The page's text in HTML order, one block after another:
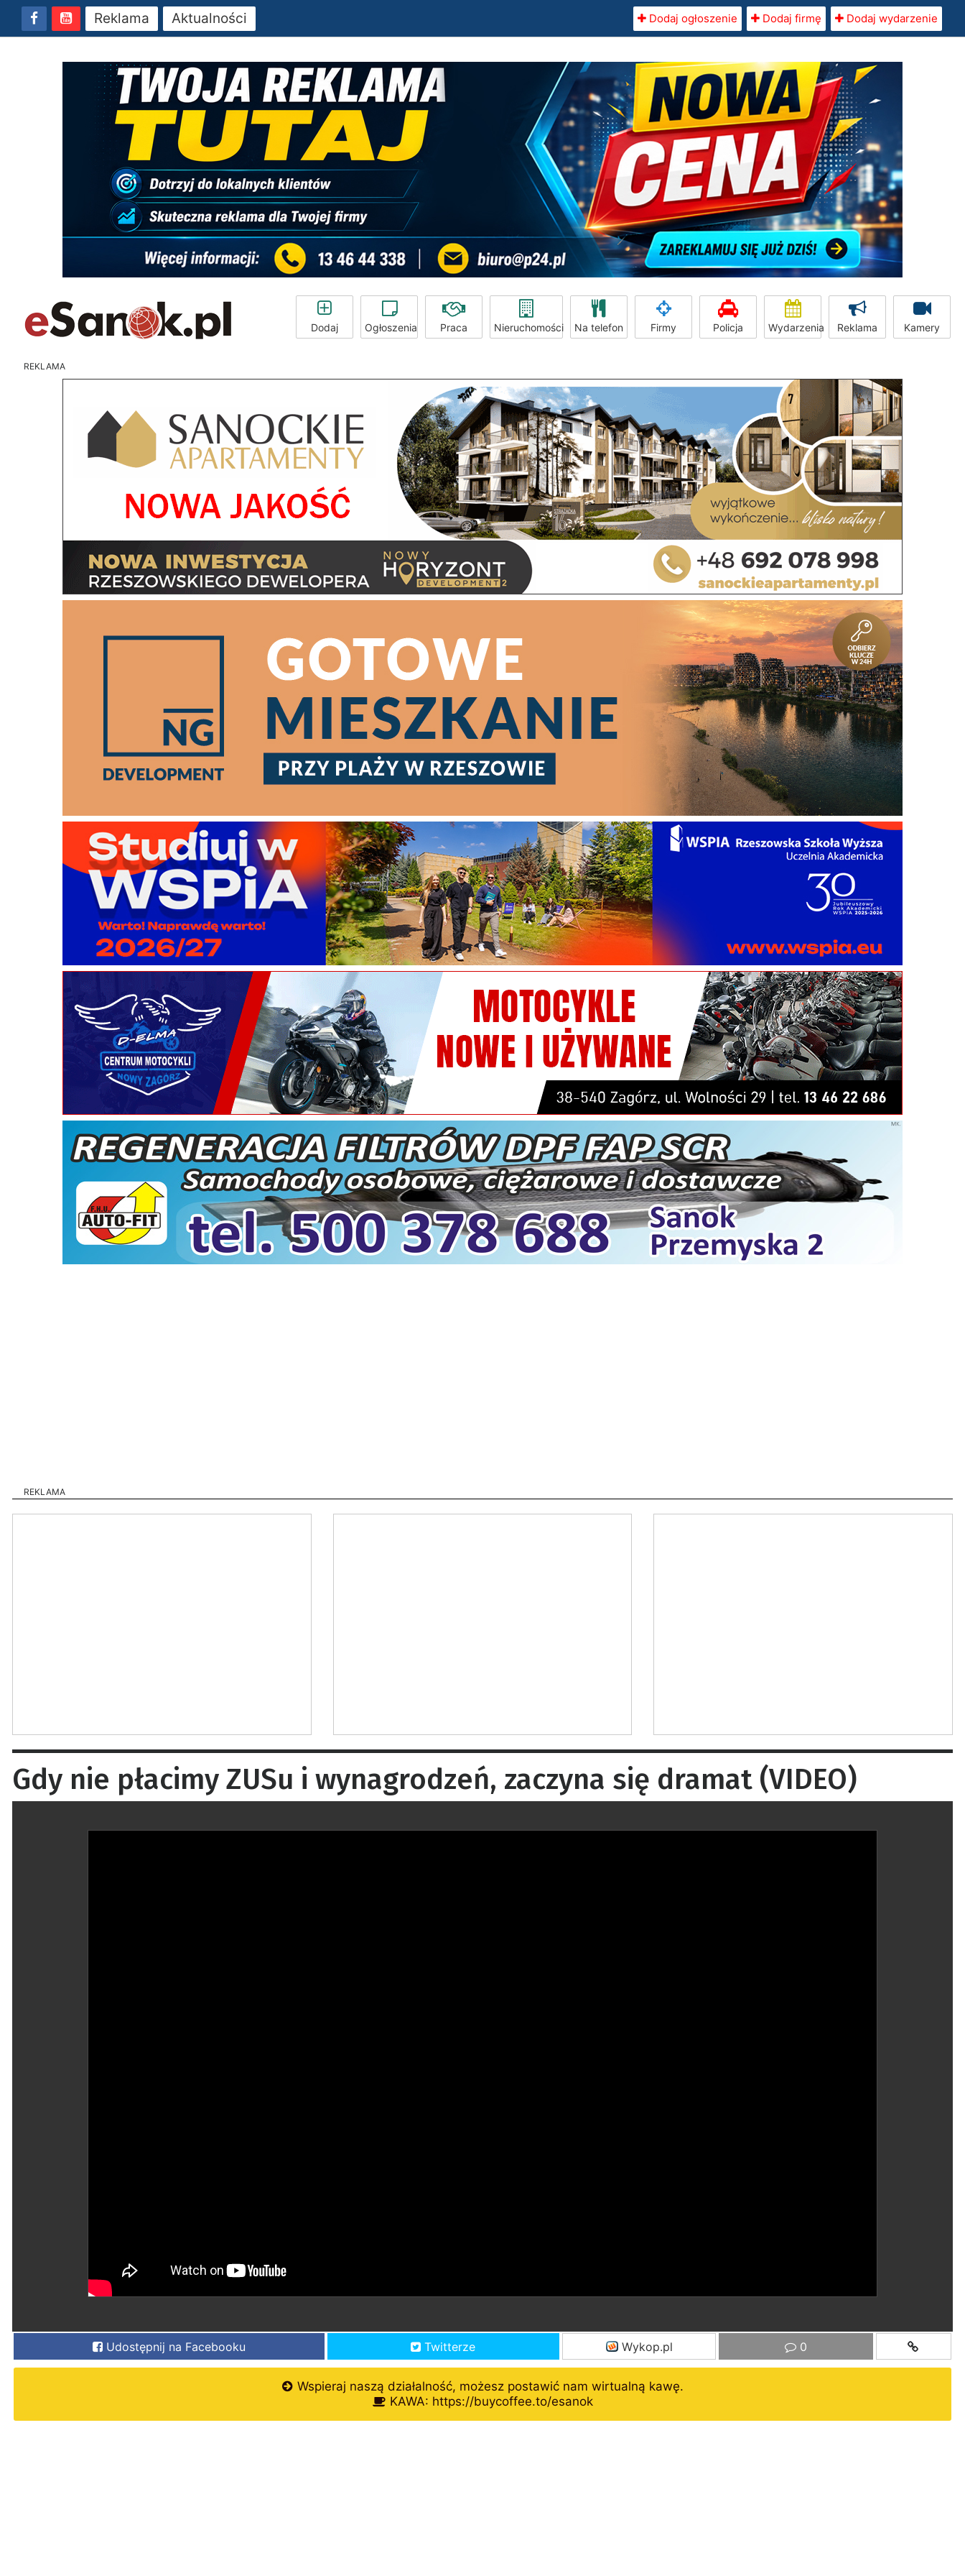
Reklama Aktualności Dodaj ogłoszenie Dodaj firmę Dodaj wydarzenie
Dodaj Ogłoszenia Praca Nieruchomości Na telefon Firmy Policja Wydarzenia Reklama Kamery
REKLAMA
REKLAMA
Gdy nie płacimy ZUSu i wynagrodzeń, zaczyna się dramat (VIDEO)
Udostępnij na Facebooku Twitterze Wykop.pl 0
Wspieraj naszą działalność, możesz postawić nam wirtualną kawę.
KAWA: https://buycoffee.to/esanok